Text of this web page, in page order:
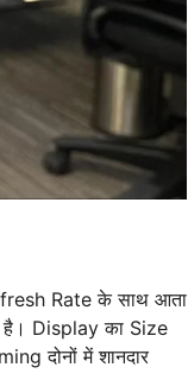
Rate के साथ आता
है। Display का Size
दोनों में शानदार